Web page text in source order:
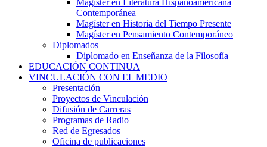
Magíster en Literatura Hispanoamericana
Contemporánea
Magíster en Historia del Tiempo Presente
Magíster en Pensamiento Contemporáneo
Diplomados
Diplomado en Enseñanza de la Filosofía
EDUCACIÓN CONTINUA
VINCULACIÓN CON EL MEDIO
Presentación
Proyectos de Vinculación
Difusión de Carreras
Programas de Radio
Red de Egresados
Oficina de publicaciones